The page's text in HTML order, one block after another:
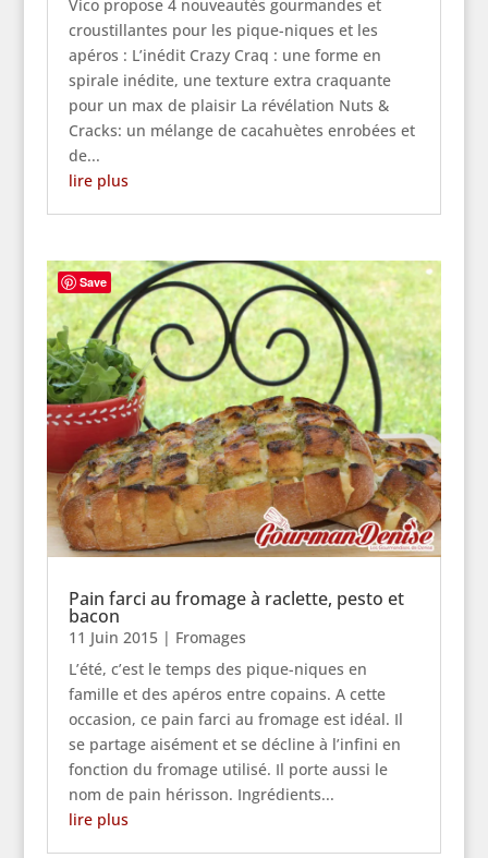
Vico propose 4 nouveautés gourmandes et
croustillantes pour les pique-niques et les
apéros : L’inédit Crazy Craq : une forme en
spirale inédite, une texture extra craquante
pour un max de plaisir La révélation Nuts &
Cracks: un mélange de cacahuètes enrobées et
de...
lire plus
Pain farci au fromage à raclette, pesto et
bacon
11 Juin 2015| Fromages
L’été, c’est le temps des pique-niques en
famille et des apéros entre copains. A cette
occasion, ce pain farci au fromage est idéal. Il
se partage aisément et se décline à l’infini en
fonction du fromage utilisé. Il porte aussi le
nom de pain hérisson. Ingrédients...
lire plus
Save